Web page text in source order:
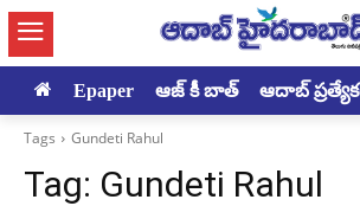
Epaper ఆజ్ కీ బాత్ ఆదాబ్
Tags Gundeti Rahul
Tag: Gundeti Rahul